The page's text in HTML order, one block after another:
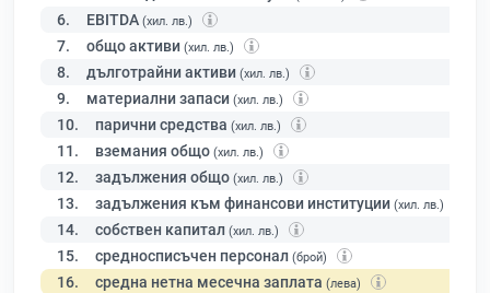
6. EBITDA (хил. лв.)
7. общо активи (хил. лв.)
8. дълготрайни активи (хил. лв.)
9. материални запаси (хил. лв.)
10. парични средства (хил. лв.)
11. вземания общо (хил. лв.)
12. задължения общо (хил. лв.)
13. задължения към финансови институции (хил. лв.)
14. собствен капитал (хил. лв.)
15. средносписъчен персонал (брой)
16. средна нетна месечна заплата (лева)